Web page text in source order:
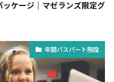
ケージ｜マゼランズ限定グ
年間パスパート施設